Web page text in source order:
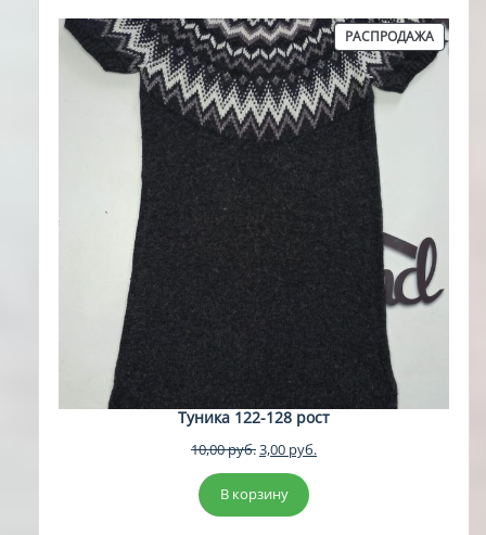
РАСПРОДАЖА
ТОВАР
Туника 122-128 рост
10,00руб.Первоначальная
цена
составляла
10,00 руб..
3,00 руб.Текущая
В корзину